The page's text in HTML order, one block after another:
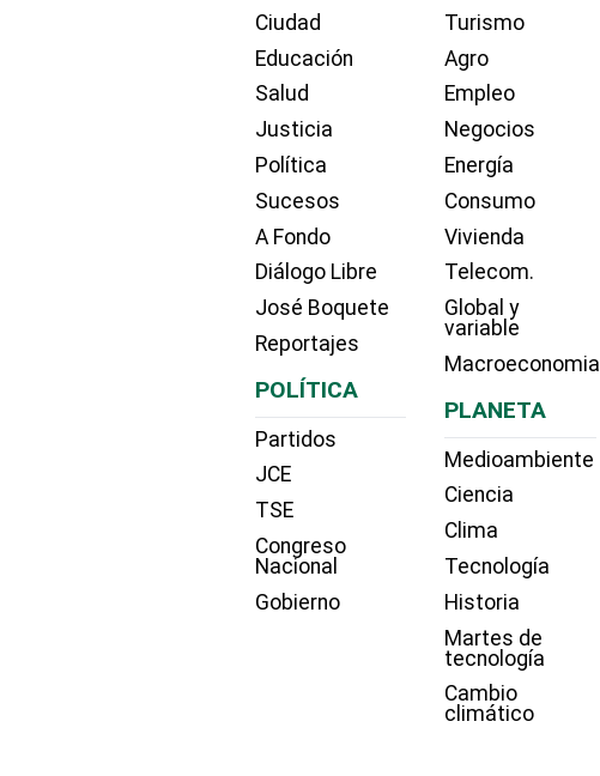
Ciudad
Educación
Salud
Justicia
Política
Sucesos
A Fondo
Diálogo Libre
José Boquete
Reportajes
POLÍTICA
Partidos
JCE
TSE
Congreso
Nacional
Gobierno
Turismo
Agro
Empleo
Negocios
Energía
Consumo
Vivienda
Telecom.
Global y
variable
Macroeconomia
PLANETA
Medioambiente
Ciencia
Clima
Tecnología
Historia
Martes de
tecnología
Cambio
climático